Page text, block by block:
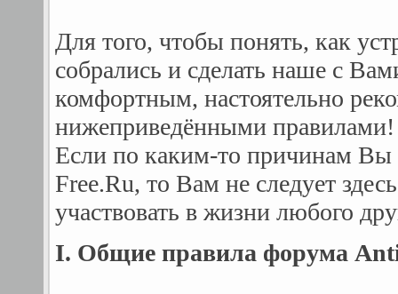
Для того, чтобы понять, как
собрались и сделать наше с
комфортным, настоятельно
нижеприведёнными правилами!
Если по каким-то причинам Вы
Free.Ru, то Вам не следует
участвовать в жизни любого
I. Общие правила форума